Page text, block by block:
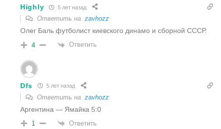
Highly 5 лет назад
Ответить на zavhozz
Олег Баль футболист киевского динамо и сборной СССР.
4 Ответить
Dfs 5 лет назад
Ответить на zavhozz
Аргентина — Ямайка 5:0
1 Ответить